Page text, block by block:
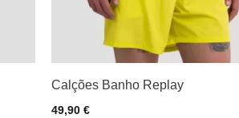
Calções Banho Replay
49,90 €
chosen
the